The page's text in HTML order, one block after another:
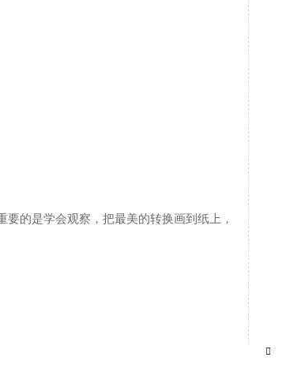

的是学会观察，把最美的转换画到纸上，